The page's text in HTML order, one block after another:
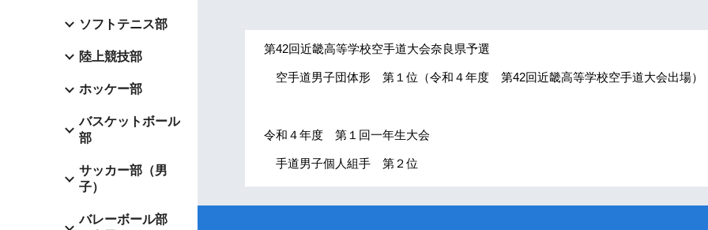
ソフトテニス部
陸上競技部
ホッケー部
バスケットボール
部
サッカー部（男
子）
バレーボール部
第42回近畿高等学校空手道大会奈良県予選
空手道男子団体形 第１位（令和４年度 第42回近畿高等学校空手道大会出場）
令和４年度 第１回一年生大会
手道男子個人組手 第２位